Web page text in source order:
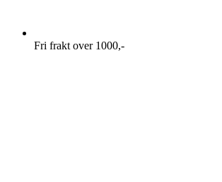
Fri frakt over 1000,-